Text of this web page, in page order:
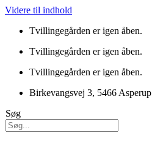
Videre til indhold
Tvillingegården er igen åben.
Tvillingegården er igen åben.
Tvillingegården er igen åben.
Birkevangsvej 3, 5466 Asperup
Søg